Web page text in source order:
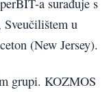
a surađuje s
u
(New Jersey).
grupi. KOZMOS